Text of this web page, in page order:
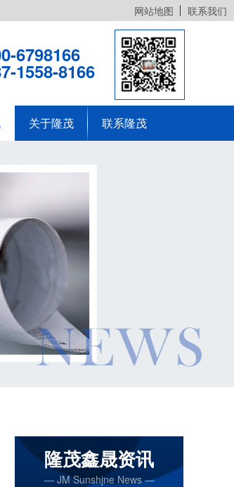
网站地图 联系我们
6798166
1558-8166
关于隆茂 联系隆茂
隆茂鑫晟资讯
— JM Sunshjne News —